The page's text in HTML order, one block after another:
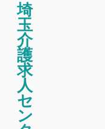
埼
玉
介
護
求
人
セ
ン